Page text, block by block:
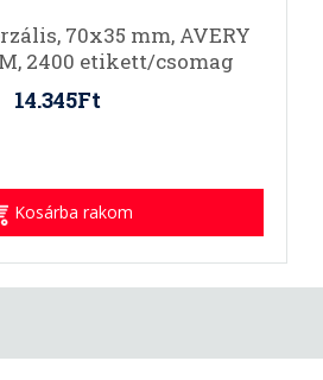
70x35 mm, AVERY
2400 etikett/csomag
14.345Ft
Kosárba rakom